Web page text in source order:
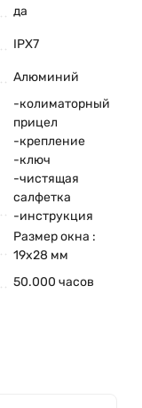
да
IPX7
Алюминий
-колиматорный
прицел
-крепление
-ключ
-чистящая
салфетка
-инструкция
Размер окна :
19х28 мм
50.000 часов